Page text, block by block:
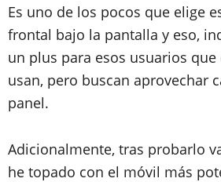
Es uno de los pocos que elige
frontal bajo la pantalla y eso,
un plus para esos usuarios que
usan, pero buscan aprovechar
panel.
Adicionalmente, tras probarlo
he topado con el móvil más